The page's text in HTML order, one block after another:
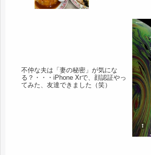
不仲な夫は「妻の秘密」が気にな
る？・・・iPhone Xrで、顔認証やっ
てみた、友達できました（笑）